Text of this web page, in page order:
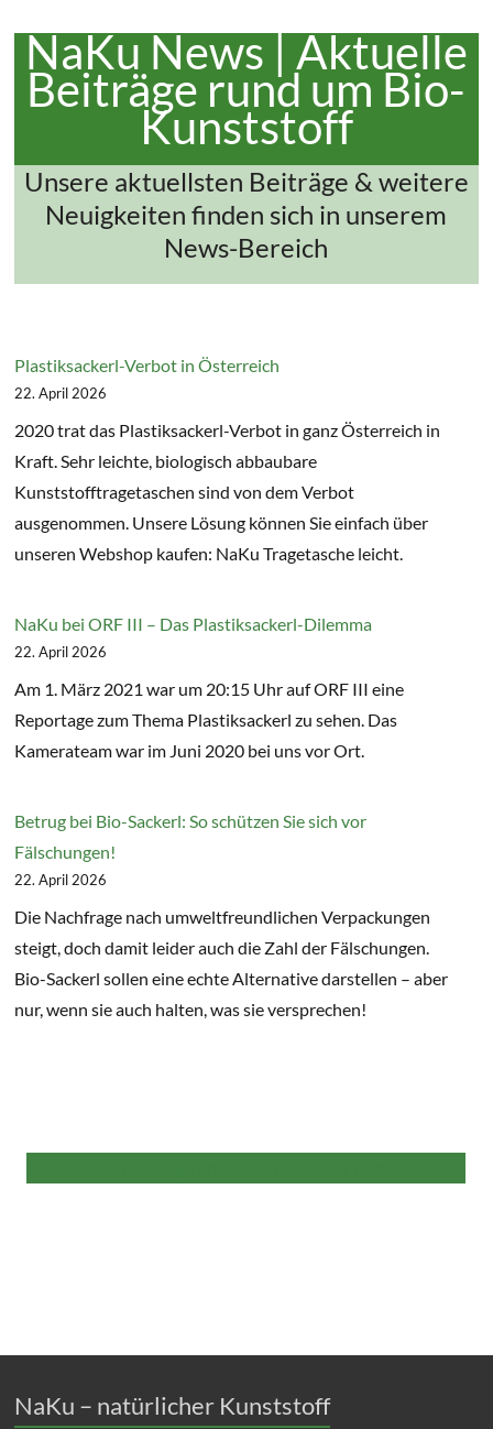
NaKu News | Aktuelle
Beiträge rund um Bio-
Kunststoff
Unsere aktuellsten Beiträge & weitere
Neuigkeiten finden sich in unserem
News-Bereich
Plastiksackerl-Verbot in Österreich
22. April 2026
2020 trat das Plastiksackerl-Verbot in ganz Österreich in
Kraft. Sehr leichte, biologisch abbaubare
Kunststofftragetaschen sind von dem Verbot
ausgenommen. Unsere Lösung können Sie einfach über
unseren Webshop kaufen: NaKu Tragetasche leicht.
NaKu bei ORF III – Das Plastiksackerl-Dilemma
22. April 2026
Am 1. März 2021 war um 20:15 Uhr auf ORF III eine
Reportage zum Thema Plastiksackerl zu sehen. Das
Kamerateam war im Juni 2020 bei uns vor Ort.
Betrug bei Bio-Sackerl: So schützen Sie sich vor
Fälschungen!
22. April 2026
Die Nachfrage nach umweltfreundlichen Verpackungen
steigt, doch damit leider auch die Zahl der Fälschungen.
Bio-Sackerl sollen eine echte Alternative darstellen – aber
nur, wenn sie auch halten, was sie versprechen!
NaKu – natürlicher Kunststoff